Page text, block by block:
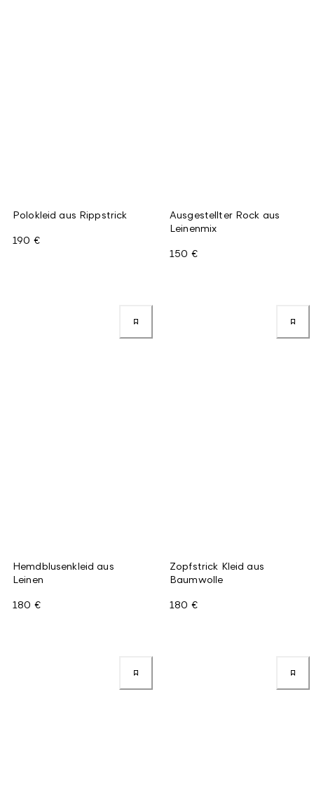
Polokleid aus Rippstrick
190 €
Ausgestellter Rock aus
Leinenmix
150 €
Hemdblusenkleid aus
Leinen
180 €
Zopfstrick Kleid aus
Baumwolle
180 €